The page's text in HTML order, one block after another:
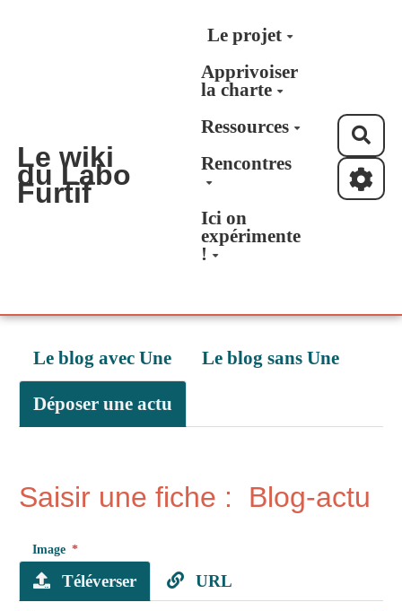
Aller au contenu principal
Le wiki
du Labo
Furtif
Le projet
Apprivoiser
la charte
Ressources
Rencontres
Ici on
expérimente
!
Le blog avec Une Le blog sans Une
Déposer une actu
Saisir une fiche : Blog-actu
Image
Téléverser URL